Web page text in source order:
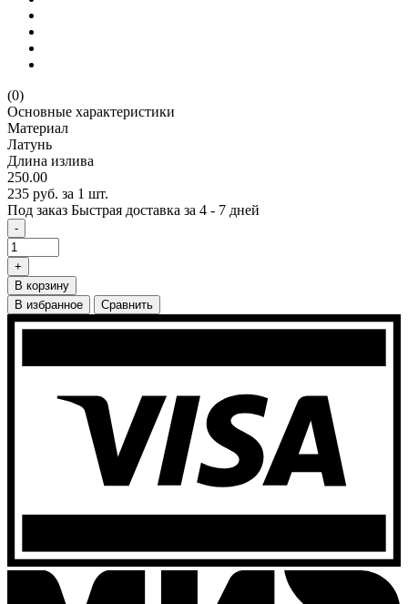
(0)
Основные характеристики
Материал
Латунь
Длина излива
250.00
235 руб. за 1 шт.
Под заказ Быстрая доставка за 4 - 7 дней
-
+
В корзину
В избранное
Сравнить